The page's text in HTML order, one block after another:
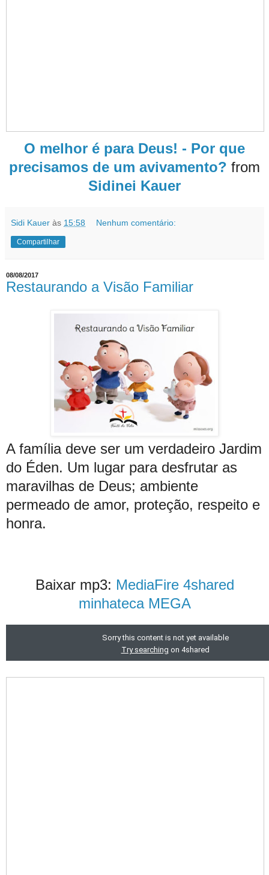
O melhor é para Deus! - Por que
precisamos de um avivamento? from
Sidinei Kauer
Sidi Kauer às 15:58 Nenhum comentário:
Compartilhar
08/08/2017
Restaurando a Visão Familiar
A família deve ser um verdadeiro Jardim
do Éden. Um lugar para desfrutar as
maravilhas de Deus; ambiente
permeado de amor, proteção, respeito e
honra.
Baixar mp3: MediaFire 4shared
minhateca MEGA